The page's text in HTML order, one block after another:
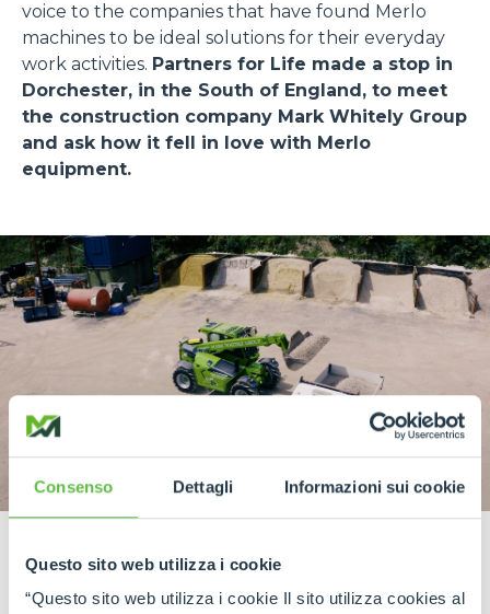
Consenso Dettagli Informazioni sui cookie
Questo sito web utilizza i cookie
“Questo sito web utilizza i cookie Il sito utilizza cookies al
voice to the companies that have found Merlo
machines to be ideal solutions for their everyday
work activities. Partners for Life made a stop in
Dorchester, in the South of England, to meet
the construction company Mark Whitely Group
and ask how it fell in love with Merlo
equipment.